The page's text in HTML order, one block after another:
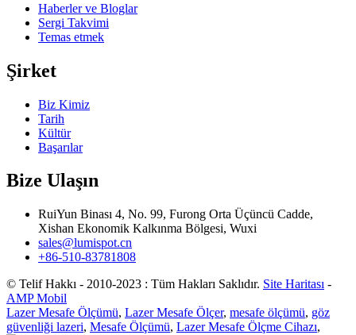
Haberler ve Bloglar
Sergi Takvimi
Temas etmek
Şirket
Biz Kimiz
Tarih
Kültür
Başarılar
Bize Ulaşın
RuiYun Binası 4, No. 99, Furong Orta Üçüncü Cadde,
Xishan Ekonomik Kalkınma Bölgesi, Wuxi
sales@lumispot.cn
+86-510-83781808
© Telif Hakkı - 2010-2023 : Tüm Hakları Saklıdır. Site Haritası -
AMP Mobil
Lazer Mesafe Ölçümü, Lazer Mesafe Ölçer, mesafe ölçümü, göz
güvenliği lazeri, Mesafe Ölçümü, Lazer Mesafe Ölçme Cihazı,